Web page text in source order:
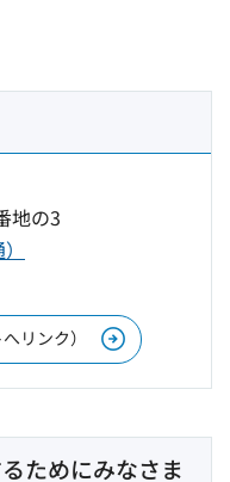
地の3
リンク）
ためにみなさま